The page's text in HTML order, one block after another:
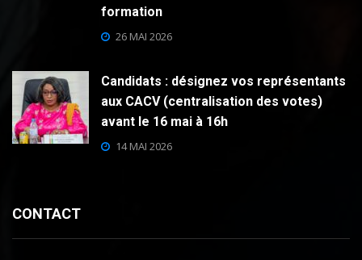
formation
26 MAI 2026
Candidats : désignez vos représentants
aux CACV (centralisation des votes)
avant le 16 mai à 16h
14 MAI 2026
CONTACT